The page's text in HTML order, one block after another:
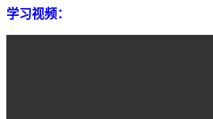
学习视频：